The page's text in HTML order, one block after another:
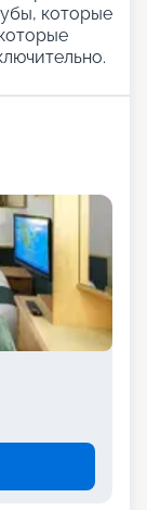
которые